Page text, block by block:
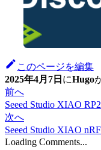
このページを編集
2025年4月7日 にHugo
前へ
Seeed Studio XIAO
次へ
Seeed Studio XIAO
Loading Comments...